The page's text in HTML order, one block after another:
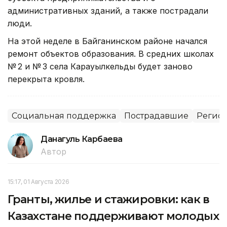
административных зданий, а также пострадали
люди.
На этой неделе в Байганинском районе начался
ремонт объектов образования. В средних школах
№ 2 и № 3 села Карауылкельды будет заново
перекрыта кровля.
Социальная поддержка Пострадавшие
Данагуль Карбаева
Автор
15:17, 01 Августа 2026
Гранты, жилье и стажировки: как в
Казахстане поддерживают молодых